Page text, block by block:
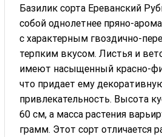
Базилик сорта Ереванский
собой однолетнее пряно-
с характерным гвоздично-
терпким вкусом. Листья и
имеют насыщенный красно-
что придает ему
привлекательность. Высота
60 см, а масса растения
грамм. Этот сорт отличается